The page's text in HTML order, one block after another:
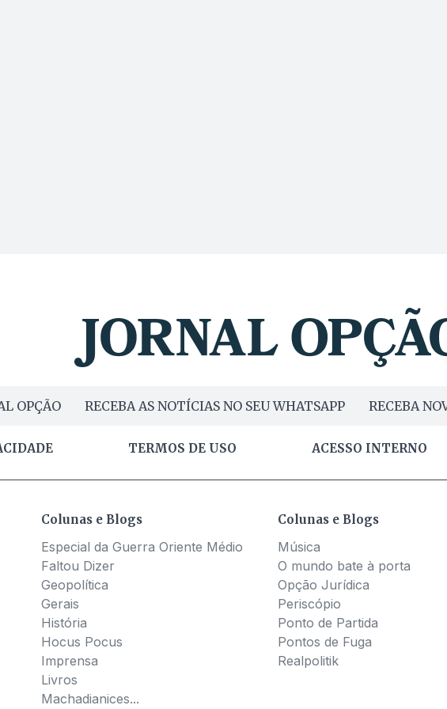
OPÇÃO RECEBA AS NOTÍCIAS NO SEU WHATSAPP RECEBA
TERMOS DE USO ACESSO INTERNO
Colunas e Blogs
Especial da Guerra Oriente Médio
Faltou Dizer
Geopolítica
Gerais
História
Hocus Pocus
Imprensa
Livros
Machadianices...
Colunas e Blogs
Música
O mundo bate à porta
Opção Jurídica
Periscópio
Ponto de Partida
Pontos de Fuga
Realpolitik